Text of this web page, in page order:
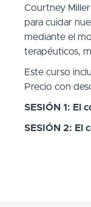
Courtney
para cuidar
mediante el
terapéuticos,
Este curso
Precio con
SESIÓN 1: El
SESIÓN 2: El